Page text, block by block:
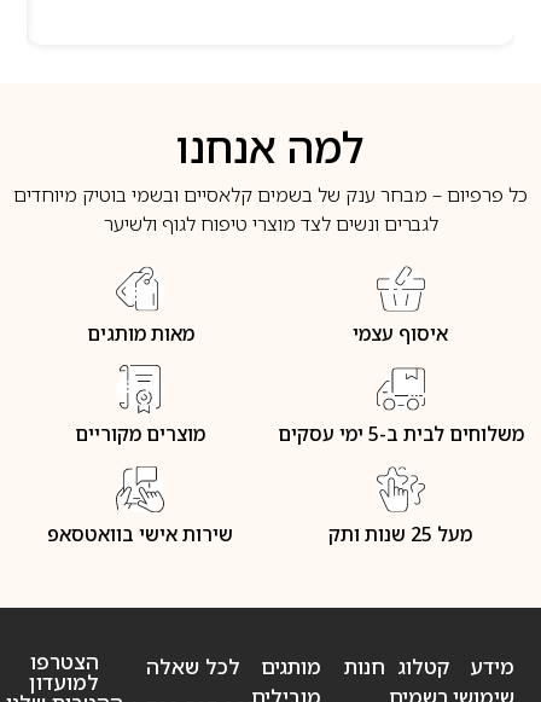
למה אנחנו
כל פרפיום – מבחר ענק של בשמים קלאסיים ובשמי בוטיק מיוחדים
לגברים ונשים לצד מוצרי טיפוח לגוף ולשיער
איסוף עצמי מאות מותגים
משלוחים לבית ב-5 ימי עסקים מוצרים מקוריים
מעל 25 שנות ותק שירות אישי בוואטסאפ
מידע
שימושי
חנות
קטלוג
בשמים
מותגים
מובילים
לכל שאלה הצטרפו
למועדון